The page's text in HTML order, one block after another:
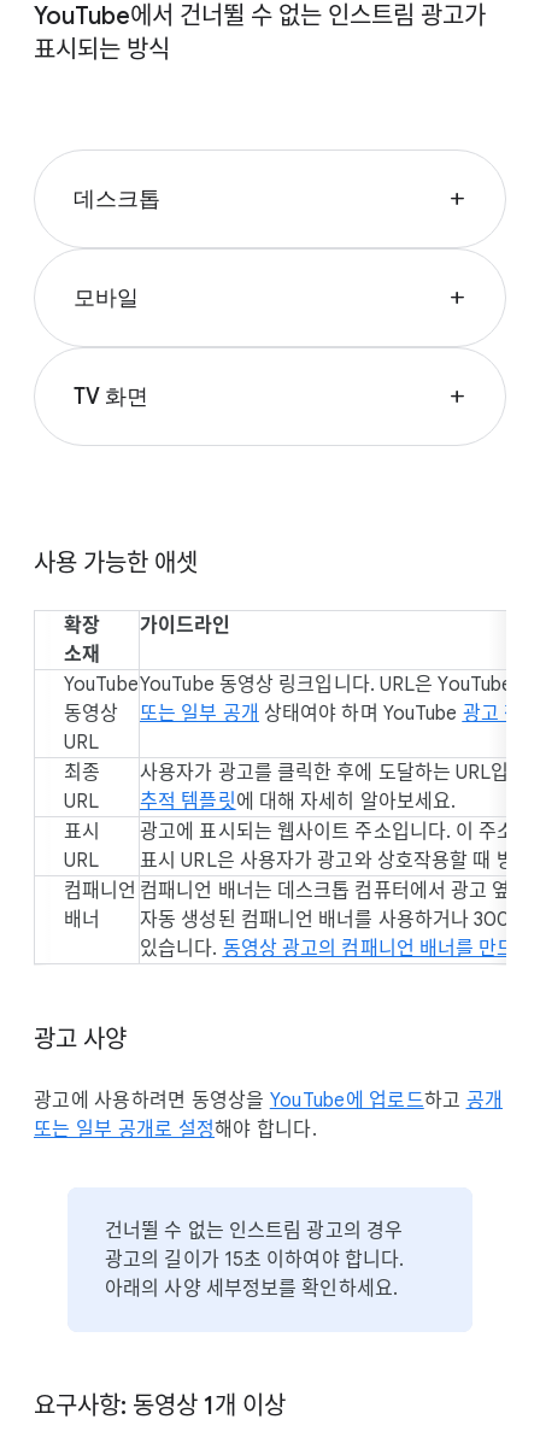
YouTube에서 건너뛸 수 없는 인스트림 광고가
표시되는 방식
데스크톱 add
모바일 add
TV 화면 add
사용 가능한 애셋
확장
소재
가이드라인
YouTube
동영상
URL
YouTube 동영상 링크입니다. URL은 YouTube
또는 일부 공개 상태여야 하며 YouTube 광고 정책
최종
URL
사용자가 광고를 클릭한 후에 도달하는 URL입
추적 템플릿에 대해 자세히 알아보세요.
표시
URL
광고에 표시되는 웹사이트 주소입니다. 이 주소
표시 URL은 사용자가 광고와 상호작용할 때 방
컴패니언
배너
컴패니언 배너는 데스크톱 컴퓨터에서 광고 옆
자동 생성된 컴패니언 배너를 사용하거나
있습니다. 동영상 광고의 컴패니언 배너를 만드는
광고 사양
광고에 사용하려면 동영상을 YouTube에 업로드하고 공개
또는 일부 공개로 설정해야 합니다.
건너뛸 수 없는 인스트림 광고의 경우
광고의 길이가 15초 이하여야 합니다.
아래의 사양 세부정보를 확인하세요.
요구사항: 동영상 1개 이상